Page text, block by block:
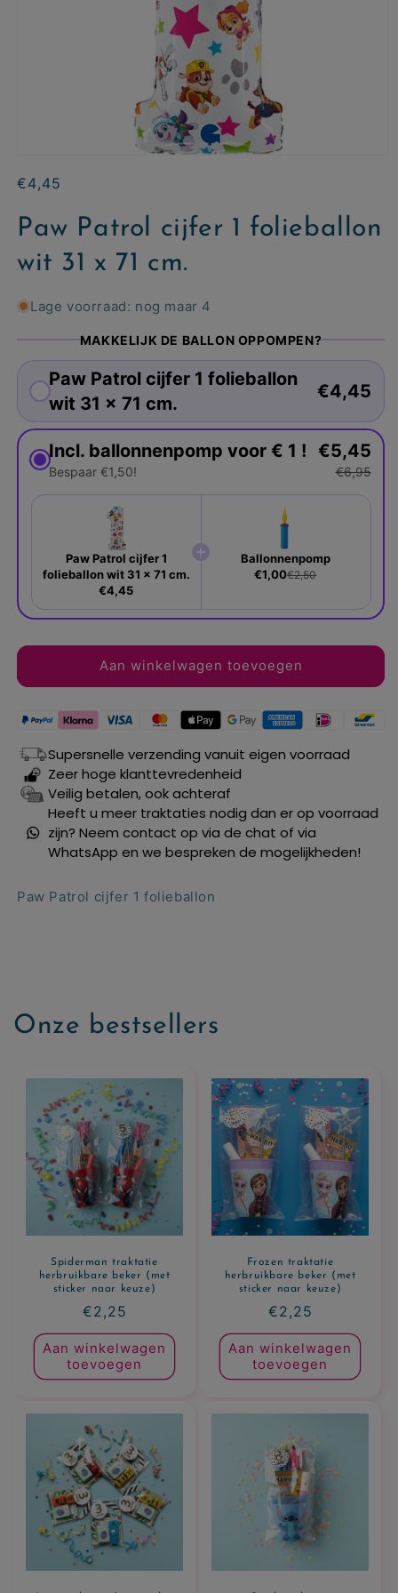
Normale
€4,45
Paw Patrol cijfer 1 folieballon
wit 31 x 71 cm.
Lage voorraad: nog maar 4
MAKKELIJK DE BALLON OPPOMPEN?
Paw Patrol cijfer 1 folieballon
wit 31 x 71 cm.
€4,45
Incl. ballonnenpomp voor € 1 !
Bespaar €1,50!
€5,45
€6,95
Paw Patrol cijfer 1
folieballon wit 31 x 71 cm.
€4,45
Ballonnenpomp
€1,00€2,50
Aan winkelwagen toevoegen
Supersnelle verzending vanuit eigen voorraad
Zeer hoge klanttevredenheid
Veilig betalen, ook achteraf
Heeft u meer traktaties nodig dan er op voorraad
zijn? Neem contact op via de chat of via
WhatsApp en we bespreken de mogelijkheden!
Paw Patrol cijfer 1 folieballon
Onze bestsellers
Spiderman traktatie
herbruikbare beker (met
sticker naar keuze)
Normale
prijs
€2,25
Aan winkelwagen
toevoegen
Frozen traktatie
herbruikbare beker (met
sticker naar keuze)
Normale
prijs
€2,25
Aan winkelwagen
toevoegen